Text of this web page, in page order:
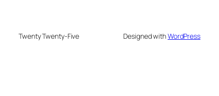
Twenty Twenty-Five Designed withWordPress